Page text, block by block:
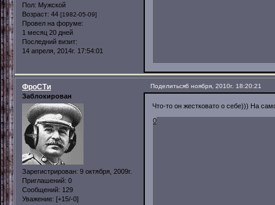
Пол: Мужской
Возраст: 44 [1982-05-09]
Провел на форуме:
1 месяц 20 дней
Последний визит:
14 апреля, 2014г. 17:54:01
Поделиться6 ноября, 2010г. 18:20:21
ФроСТи
Заблокирован
Зарегистрирован: 9 октября, 2009г.
Приглашений: 0
Сообщений: 129
Уважение: [+15/-0]
Что-то он жестковато о себе))) На
0